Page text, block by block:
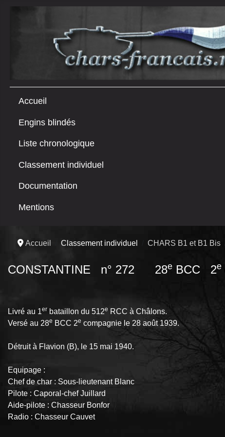
Accueil
Engins blindés
Liste chronologique
Classement individuel
Documentation
Mentions
Accueil Classement individuel CHARS B1 et B1 Bis
CONSTANTINE n° 272 28e BCC 2e
Livré au 1er bataillon du 512e RCC à Châlons.
Versé au 28e BCC 2e compagnie le 28 août 1939.
Détruit à Flavion (B), le 15 mai 1940.
Equipage :
Chef de char : Sous-lieutenant Blanc
Pilote : Caporal-chef Juillard
Aide-pilote : Chasseur Bonfor
Radio : Chasseur Cauvet